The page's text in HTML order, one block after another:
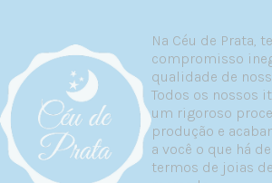
A concha da orelha é generosa
que se traduz em variedade
possíveis. A prata 925 brilha
Labret (flat back)— A joia
para o conch, especialmente
conch. A base plana fica
Na Céu de Prata,
compromisso
qualidade de
Todos os nossos
um rigoroso
produção e
a você o que há
termos de joias